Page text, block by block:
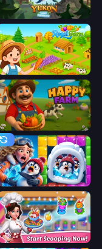
Yukon: Family Adventure
Royal Farm
Happy Farm
Captain Blast
Ice Cream Fever: Cooking Game